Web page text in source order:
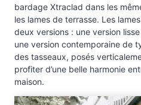
C
o
u
l
e
r
bardage Xtraclad dans les
les lames de terrasse. Les
deux versions : une version
une version contemporaine de
des tasseaux, posés
profiter d’une belle harmonie
maison.